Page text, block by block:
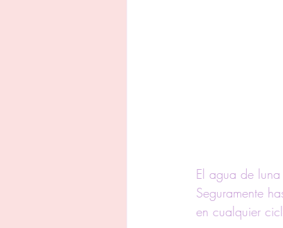
El agua de
Seguramente
en cualquier